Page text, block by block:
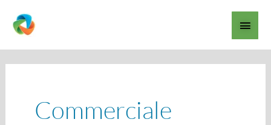
contenu
Commerciale